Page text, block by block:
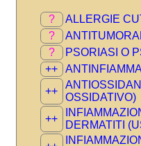
?
ALLERGIE
?
?
PSORIASI O
++
++
OSSIDATIVO)
++
DERMATITI